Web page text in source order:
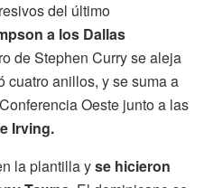
del último
a los Dallas
de Stephen Curry se aleja
cuatro anillos, y se suma a
Oeste junto a las
Irving.
la plantilla yse hicieron